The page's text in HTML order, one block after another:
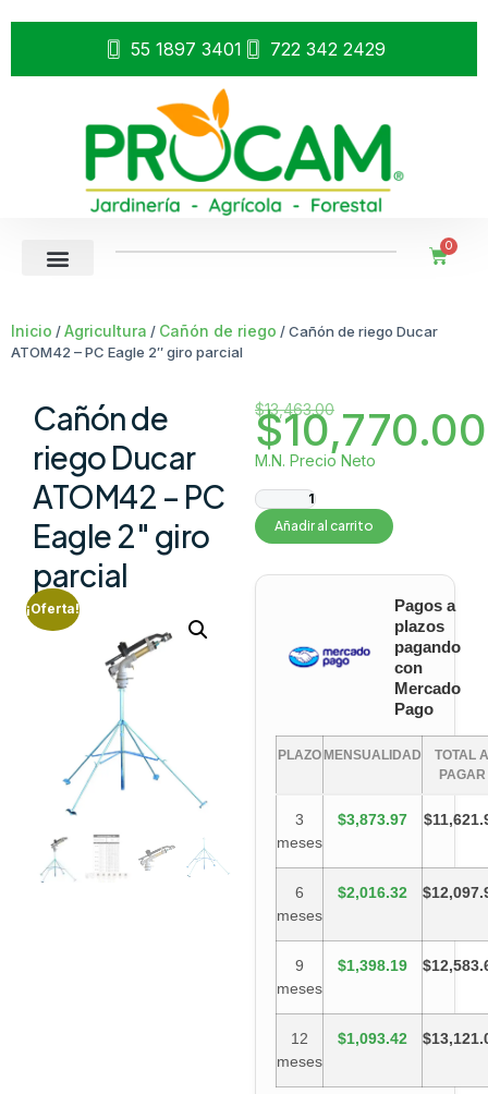
55 1897 3401 722 342 2429
0
Inicio /Agricultura / Cañón de riego / Cañón de riego Ducar
ATOM42 – PC Eagle 2″ giro parcial
Cañón de
riego Ducar
ATOM42 – PC
Eagle 2″ giro
parcial
¡Oferta!
$13,463.00
$10,770.00
M.N. Precio Neto
Añadir al carrito
Pagos a
plazos
pagando
con
Mercado
Pago
PLAZO MENSUALIDAD
TOTAL A
PAGAR
3
meses
$3,873.97
6
meses
$2,016.32
9
meses
$1,398.19
12
meses
$1,093.42